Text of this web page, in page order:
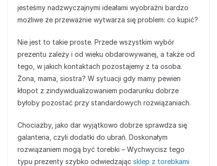
jesteśmy nadzwyczajnymi ideałami wyobraźni bardzo
możliwe że przeważnie wytwarza się problem: co kupić?
Nie jest to takie proste. Przede wszystkim wybór
prezentu zależy i od wieku obdarowywanej, a także od
tego, w jakich kontaktach pozostajemy z ta osoba.
Żona, mama, siostra? W sytuacji gdy mamy pewien
kłopot z zindywidualizowaniem podarunku dobrze
byłoby pozostać przy standardowych rozwiązaniach.
Chociażby, jako dar wyjątkowo dobrze sprawdza się
galanteria, czyli dodatki do ubrań. Doskonałym
rozwiązaniem mogą być torebki – Wychwycisz tego
typu prezenty szybko odwiedzając sklep z torebkami